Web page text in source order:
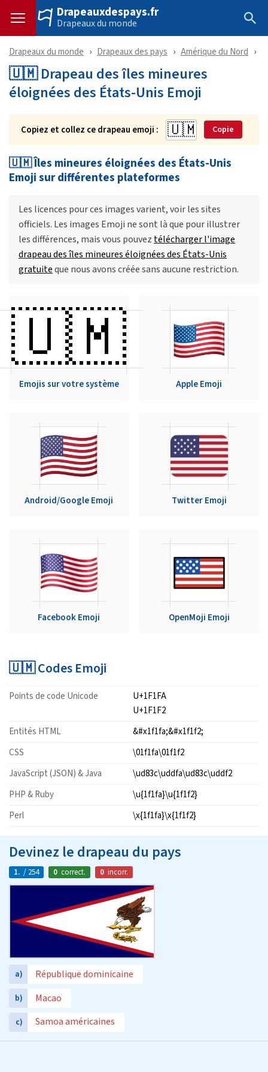
Drapeauxdespays.fr
Drapeaux du monde
Drapeaux du monde Drapeaux des pays Amérique du Nord
🇺🇲 Drapeau des îles mineures
éloignées des États-Unis Emoji
Copiez et collez ce drapeau emoji : Copie
🇺🇲 Îles mineures éloignées des États-Unis
Emoji sur différentes plateformes
Les licences pour ces images varient, voir les sites
officiels. Les images Emoji ne sont là que pour illustrer
les différences, mais vous pouvez télécharger l'image
drapeau des îles mineures éloignées des États-Unis
gratuiteque nous avons créée sans aucune restriction.
🇺🇲
Emojis sur votre système Apple Emoji
Android/Google Emoji Twitter Emoji
Facebook Emoji OpenMoji Emoji
🇺🇲 Codes Emoji
Points de code Unicode
U+1F1FA
U+1F1F2
Entités HTML
&#x1f1fa;&#x1f1f2;
CSS
\01f1fa\01f1f2
JavaScript (JSON) & Java
\ud83c\uddfa\ud83c\uddf2
PHP & Ruby
\u{1f1fa}\u{1f1f2}
Perl
\x{1f1fa}\x{1f1f2}
Devinez le drapeau du pays
1. / 254 0 correct. 0 incorr.
a) République dominicaine
b) Macao
c) Samoa américaines